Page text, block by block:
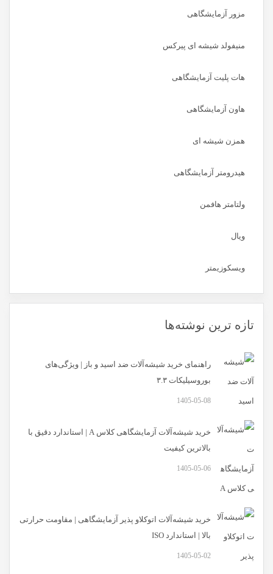
مزور آزمایشگاهی
منیفولد شیشه ای پیرکس
هات پلیت آزمایشگاهی
هاون آزمایشگاهی
همزن شیشه ای
هیدرومتر آزمایشگاهی
ولتامتر هافمن
ویال
ویسکوزیمتر
تازه ترین نوشته‌ها
راهنمای خرید شیشه‌آلات ضد اسید و باز | ویژگی‌های
بوروسیلیکات ۳.۳
1405-05-08
خرید شیشه‌آلات آزمایشگاهی کلاس A | استاندارد دقیق با
بالاترین کیفیت
1405-05-06
خرید شیشه‌آلات اتوکلاو پذیر آزمایشگاهی | مقاومت حرارتی
بالا | استاندارد ISO
1405-05-02